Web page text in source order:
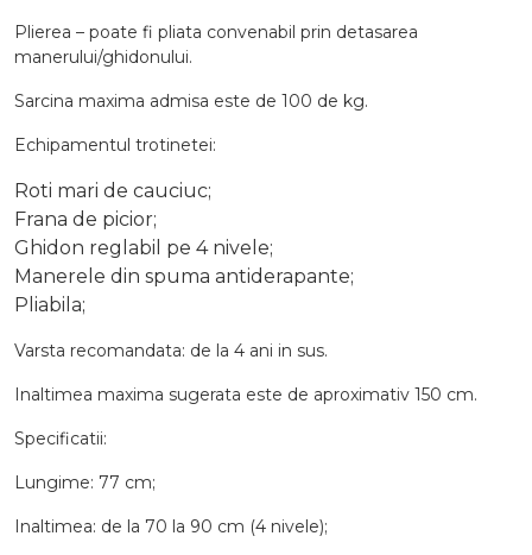
Plierea – poate fi pliata convenabil prin detasarea
manerului/ghidonului.
Sarcina maxima admisa este de 100 de kg.
Echipamentul trotinetei:
Roti mari de cauciuc;
Frana de picior;
Ghidon reglabil pe 4 nivele;
Manerele din spuma antiderapante;
Pliabila;
Varsta recomandata: de la 4 ani in sus.
Inaltimea maxima sugerata este de aproximativ 150 cm.
Specificatii:
Lungime: 77 cm;
Inaltimea: de la 70 la 90 cm (4 nivele);